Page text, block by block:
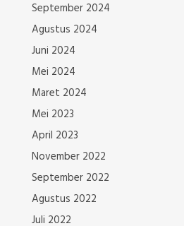
September 2024
Agustus 2024
Juni 2024
Mei 2024
Maret 2024
Mei 2023
April 2023
November 2022
September 2022
Agustus 2022
Juli 2022